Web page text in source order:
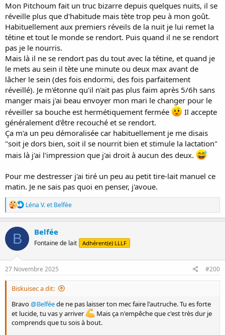
Mon Pitchoum fait un truc bizarre depuis quelques nuits, il se
réveille plus que d'habitude mais tète trop peu à mon goût.
Habituellement aux premiers réveils de la nuit je lui remet la
tétine et tout le monde se rendort. Puis quand il ne se rendort
pas je le nourris.
Mais là il ne se rendort pas du tout avec la tétine, et quand je
le mets au sein il tète une minute ou deux max avant de
lâcher le sein (des fois endormi, des fois parfaitement
réveillé). Je m'étonne qu'il n'ait pas plus faim après 5/6h sans
manger mais j'ai beau envoyer mon mari le changer pour le
réveiller sa bouche est hermétiquement fermée
Il accepte
généralement d'être recouché et se rendort.
Ça m'a un peu démoralisée car habituellement je me disais
"soit je dors bien, soit il se nourrit bien et stimule la lactation"
mais là j'ai l'impression que j'ai droit à aucun des deux.
Pour me destresser j'ai tiré un peu au petit tire-lait manuel ce
matin. Je ne sais pas quoi en penser, j'avoue.
R
é
a
c
i
n
s
Léna V.et Belfée
B Belfée
Fontaine de lait Adhérent(e) LLLF
27 Novembre 2025 #200
Biskuisec a dit:
Bravo@Belféede ne pas laisser ton mec faire l'autruche. Tu es forte
et lucide, tu vas y arriver
Mais ça n'empêche que c'est très dur je
comprends que tu sois à bout.